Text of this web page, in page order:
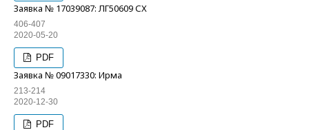
Заявка № 17039087: ЛГ50609 СХ
406-407
2020-05-20
PDF
Заявка № 09017330: Ирма
213-214
2020-12-30
PDF